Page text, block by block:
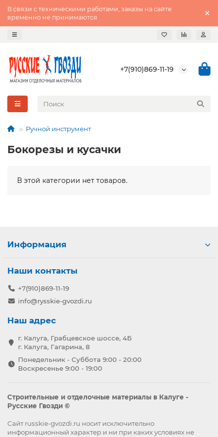
В связи с техническими работами, заказы на сайте
временно не принимаются
+7(910)869-11-19
Ручной инструмент
Бокорезы и кусачки
В этой категории нет товаров.
Информация
Наши контакты
+7(910)869-11-19
info@rysskie-gvozdi.ru
Наш адрес
г. Калуга, Грабцевское шоссе, 4Б
г. Калуга, Гагарина, 8
Понедельник - Суббота 9:00 - 20:00
Воскресенье 9:00 - 19:00
Строительные и отделочные материалы в Калуге -
Русские Гвозди ©
Сайт russkie-gvozdi.ru носит исключительно
информационный характер и ни при каких условиях не